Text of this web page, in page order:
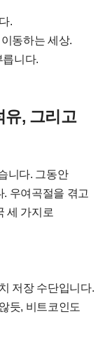
.
동하는 세상.
릅니다.
유, 그리고
니다. 그동안
우여곡절을 겪고
세 가지로
저장 수단입니다.
듯, 비트코인도